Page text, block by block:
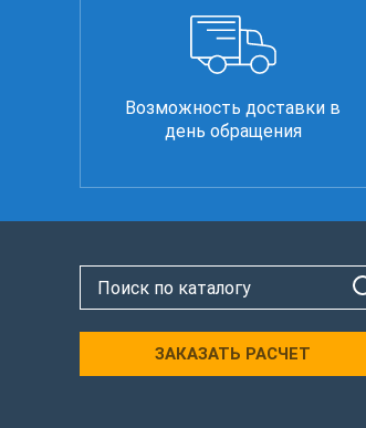
Возможность доставки в
день обращения
ЗАКАЗАТЬ РАСЧЕТ